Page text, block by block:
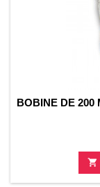
BOBINE DE 200
